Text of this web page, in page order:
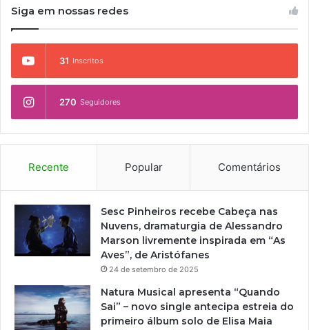
Siga em nossas redes
31 Inscritos
270 Seguidores
Recente Popular Comentários
Sesc Pinheiros recebe Cabeça nas
Nuvens, dramaturgia de Alessandro
Marson livremente inspirada em “As
Aves”, de Aristófanes
24 de setembro de 2025
Natura Musical apresenta “Quando
Sai” – novo single antecipa estreia do
primeiro álbum solo de Elisa Maia